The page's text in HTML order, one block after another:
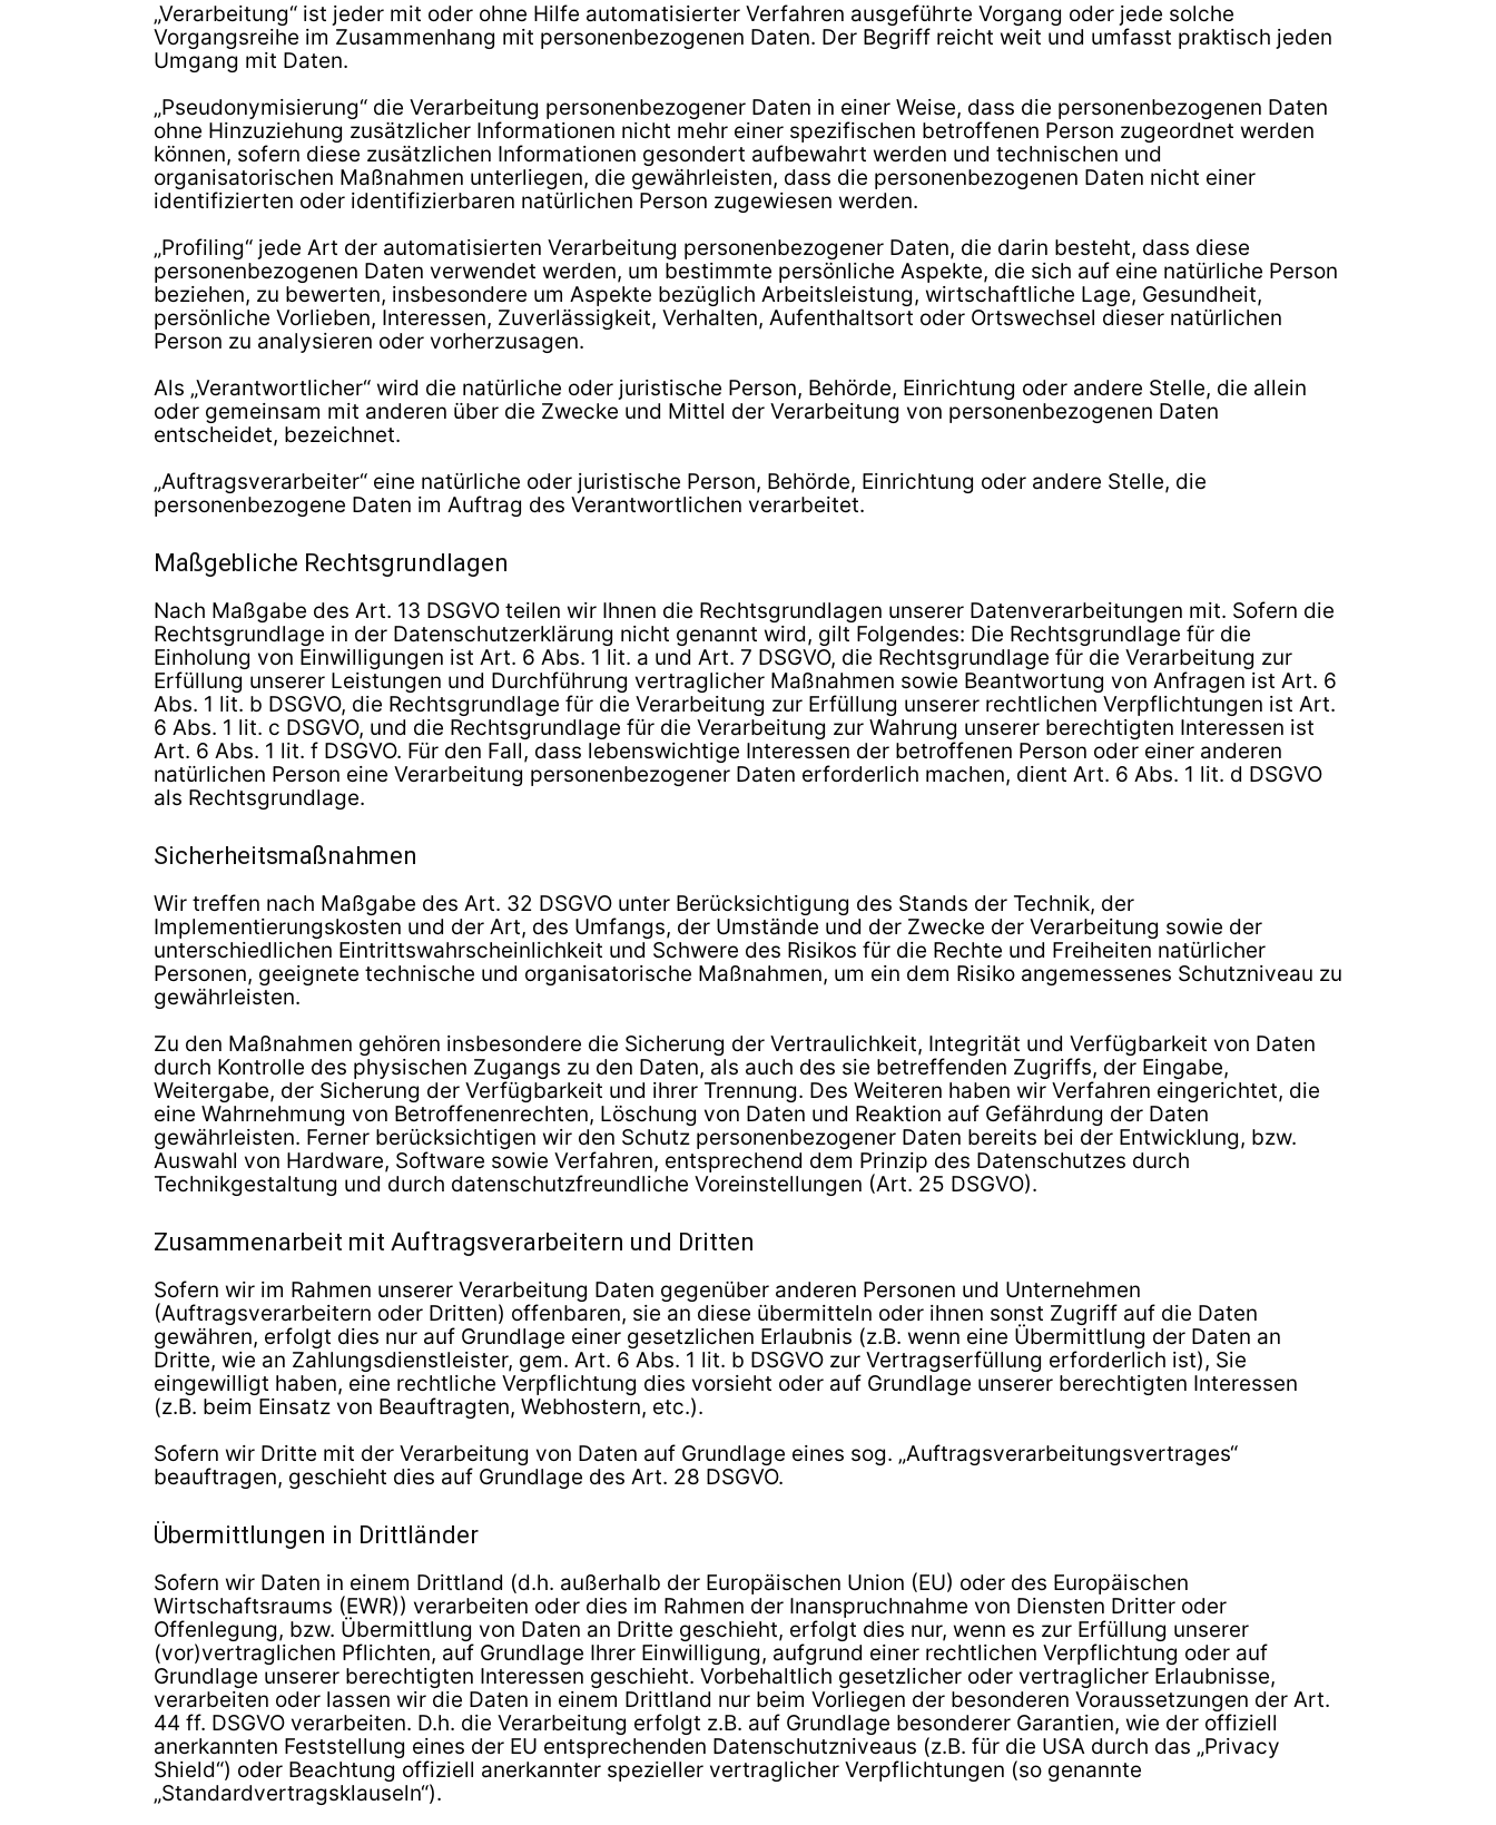
„Verarbeitung“ ist jeder mit oder ohne Hilfe automatisierter Verfahren ausgeführte Vorgang oder jede solche
Vorgangsreihe im Zusammenhang mit personenbezogenen Daten. Der Begriff reicht weit und umfasst praktisch jeden
Umgang mit Daten.
„Pseudonymisierung“ die Verarbeitung personenbezogener Daten in einer Weise, dass die personenbezogenen Daten
ohne Hinzuziehung zusätzlicher Informationen nicht mehr einer spezifischen betroffenen Person zugeordnet werden
können, sofern diese zusätzlichen Informationen gesondert aufbewahrt werden und technischen und
organisatorischen Maßnahmen unterliegen, die gewährleisten, dass die personenbezogenen Daten nicht einer
identifizierten oder identifizierbaren natürlichen Person zugewiesen werden.
„Profiling“ jede Art der automatisierten Verarbeitung personenbezogener Daten, die darin besteht, dass diese
personenbezogenen Daten verwendet werden, um bestimmte persönliche Aspekte, die sich auf eine natürliche Person
beziehen, zu bewerten, insbesondere um Aspekte bezüglich Arbeitsleistung, wirtschaftliche Lage, Gesundheit,
persönliche Vorlieben, Interessen, Zuverlässigkeit, Verhalten, Aufenthaltsort oder Ortswechsel dieser natürlichen
Person zu analysieren oder vorherzusagen.
Als „Verantwortlicher“ wird die natürliche oder juristische Person, Behörde, Einrichtung oder andere Stelle, die allein
oder gemeinsam mit anderen über die Zwecke und Mittel der Verarbeitung von personenbezogenen Daten
entscheidet, bezeichnet.
„Auftragsverarbeiter“ eine natürliche oder juristische Person, Behörde, Einrichtung oder andere Stelle, die
personenbezogene Daten im Auftrag des Verantwortlichen verarbeitet.
Maßgebliche Rechtsgrundlagen
Nach Maßgabe des Art. 13 DSGVO teilen wir Ihnen die Rechtsgrundlagen unserer Datenverarbeitungen mit. Sofern die
Rechtsgrundlage in der Datenschutzerklärung nicht genannt wird, gilt Folgendes: Die Rechtsgrundlage für die
Einholung von Einwilligungen ist Art. 6 Abs. 1 lit. a und Art. 7 DSGVO, die Rechtsgrundlage für die Verarbeitung zur
Erfüllung unserer Leistungen und Durchführung vertraglicher Maßnahmen sowie Beantwortung von Anfragen ist Art. 6
Abs. 1 lit. b DSGVO, die Rechtsgrundlage für die Verarbeitung zur Erfüllung unserer rechtlichen Verpflichtungen ist Art.
6 Abs. 1 lit. c DSGVO, und die Rechtsgrundlage für die Verarbeitung zur Wahrung unserer berechtigten Interessen ist
Art. 6 Abs. 1 lit. f DSGVO. Für den Fall, dass lebenswichtige Interessen der betroffenen Person oder einer anderen
natürlichen Person eine Verarbeitung personenbezogener Daten erforderlich machen, dient Art. 6 Abs. 1 lit. d DSGVO
als Rechtsgrundlage.
Sicherheitsmaßnahmen
Wir treffen nach Maßgabe des Art. 32 DSGVO unter Berücksichtigung des Stands der Technik, der
Implementierungskosten und der Art, des Umfangs, der Umstände und der Zwecke der Verarbeitung sowie der
unterschiedlichen Eintrittswahrscheinlichkeit und Schwere des Risikos für die Rechte und Freiheiten natürlicher
Personen, geeignete technische und organisatorische Maßnahmen, um ein dem Risiko angemessenes Schutzniveau zu
gewährleisten.
Zu den Maßnahmen gehören insbesondere die Sicherung der Vertraulichkeit, Integrität und Verfügbarkeit von Daten
durch Kontrolle des physischen Zugangs zu den Daten, als auch des sie betreffenden Zugriffs, der Eingabe,
Weitergabe, der Sicherung der Verfügbarkeit und ihrer Trennung. Des Weiteren haben wir Verfahren eingerichtet, die
eine Wahrnehmung von Betroffenenrechten, Löschung von Daten und Reaktion auf Gefährdung der Daten
gewährleisten. Ferner berücksichtigen wir den Schutz personenbezogener Daten bereits bei der Entwicklung, bzw.
Auswahl von Hardware, Software sowie Verfahren, entsprechend dem Prinzip des Datenschutzes durch
Technikgestaltung und durch datenschutzfreundliche Voreinstellungen (Art. 25 DSGVO).
Zusammenarbeit mit Auftragsverarbeitern und Dritten
Sofern wir im Rahmen unserer Verarbeitung Daten gegenüber anderen Personen und Unternehmen
(Auftragsverarbeitern oder Dritten) offenbaren, sie an diese übermitteln oder ihnen sonst Zugriff auf die Daten
gewähren, erfolgt dies nur auf Grundlage einer gesetzlichen Erlaubnis (z.B. wenn eine Übermittlung der Daten an
Dritte, wie an Zahlungsdienstleister, gem. Art. 6 Abs. 1 lit. b DSGVO zur Vertragserfüllung erforderlich ist), Sie
eingewilligt haben, eine rechtliche Verpflichtung dies vorsieht oder auf Grundlage unserer berechtigten Interessen
(z.B. beim Einsatz von Beauftragten, Webhostern, etc.).
Sofern wir Dritte mit der Verarbeitung von Daten auf Grundlage eines sog. „Auftragsverarbeitungsvertrages“
beauftragen, geschieht dies auf Grundlage des Art. 28 DSGVO.
Übermittlungen in Drittländer
Sofern wir Daten in einem Drittland (d.h. außerhalb der Europäischen Union (EU) oder des Europäischen
Wirtschaftsraums (EWR)) verarbeiten oder dies im Rahmen der Inanspruchnahme von Diensten Dritter oder
Offenlegung, bzw. Übermittlung von Daten an Dritte geschieht, erfolgt dies nur, wenn es zur Erfüllung unserer
(vor)vertraglichen Pflichten, auf Grundlage Ihrer Einwilligung, aufgrund einer rechtlichen Verpflichtung oder auf
Grundlage unserer berechtigten Interessen geschieht. Vorbehaltlich gesetzlicher oder vertraglicher Erlaubnisse,
verarbeiten oder lassen wir die Daten in einem Drittland nur beim Vorliegen der besonderen Voraussetzungen der Art.
44 ff. DSGVO verarbeiten. D.h. die Verarbeitung erfolgt z.B. auf Grundlage besonderer Garantien, wie der offiziell
anerkannten Feststellung eines der EU entsprechenden Datenschutzniveaus (z.B. für die USA durch das „Privacy
Shield“) oder Beachtung offiziell anerkannter spezieller vertraglicher Verpflichtungen (so genannte
„Standardvertragsklauseln“).